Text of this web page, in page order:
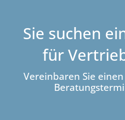
Sie suchen
für
Vereinbaren Sie